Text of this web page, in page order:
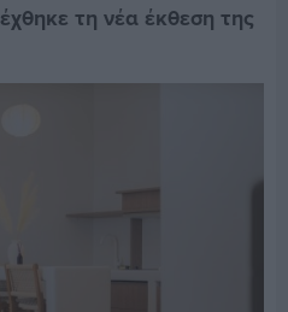
τη νέα έκθεση της